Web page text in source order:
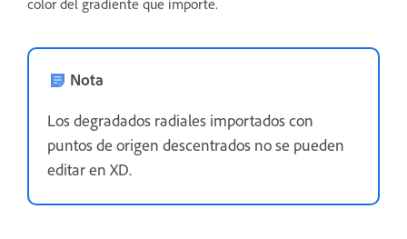
color del gradiente que importe.
Nota
Los degradados radiales importados con
puntos de origen descentrados no se pueden
editar en XD.